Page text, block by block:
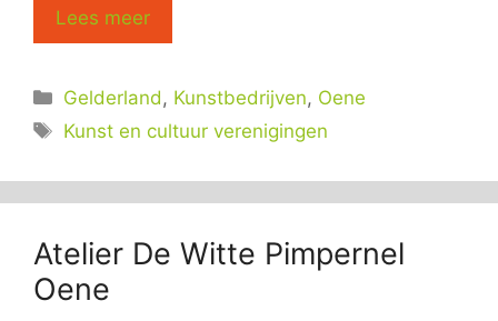
Lees meer
Categorieën
Gelderland, Kunstbedrijven, Oene
Tags
Kunst en cultuur verenigingen
Atelier De Witte Pimpernel
Oene